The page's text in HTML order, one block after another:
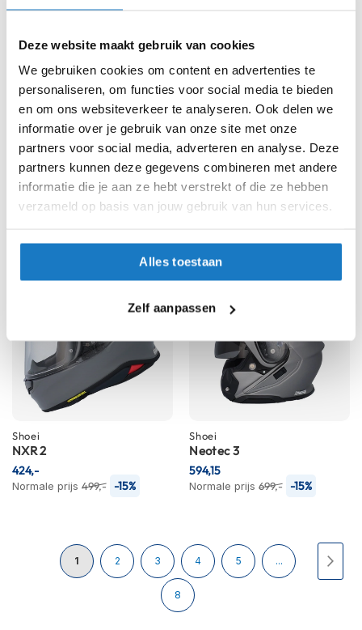
Deze website maakt gebruik van cookies
We gebruiken cookies om content en advertenties te
personaliseren, om functies voor social media te bieden
en om ons websiteverkeer te analyseren. Ook delen we
informatie over je gebruik van onze site met onze
partners voor social media, adverteren en analyse. Deze
partners kunnen deze gegevens combineren met andere
informatie die je aan ze hebt verstrekt of die ze hebben
verzameld op basis van jouw gebruik van hun services.
Alles toestaan
Zelf aanpassen
h
o
h
e
l
m
e
n
V
s
a
H
e
s
c
o
o
Shoei
Neotec 3
769,- -15%
Shoei
Neotec 3
Normale prijs -15%
653,-
Shoei
NXR 2
Normale prijs 499,- -15%
424,-
Shoei
Neotec 3
Normale prijs 699,- -15%
594,15
Pagina
U1 Pagina
2 Pagina
3 Pagina
4 Pagina
5 ...
Pagina
8